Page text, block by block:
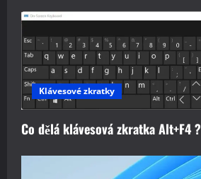
Klávesové zkratky
Co dělá klávesová zkratka Alt+F4 ?